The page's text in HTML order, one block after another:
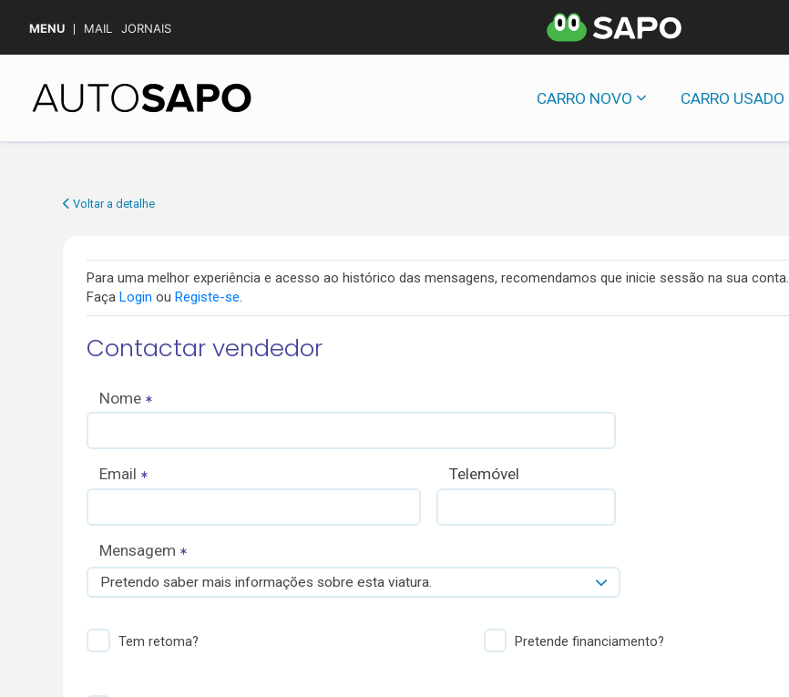
MENU MAIL JORNAIS
CARRO NOVO CARRO USADO
Voltar a detalhe
Para uma melhor experiência e acesso ao histórico das mensagens, recomendamos que inicie sessão na sua conta.
Faça Login ou Registe-se.
Contactar vendedor
Nome
Email Telemóvel
Mensagem
Pretendo saber mais informações sobre esta viatura.
Tem retoma? Pretende financiamento?